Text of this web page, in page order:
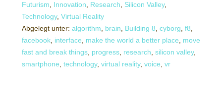
Futurism, Innovation, Research, Silicon Valley,
Technology, Virtual Reality
Abgelegt unter: algorithm, brain, Building 8, cyborg, f8,
facebook, interface, make the world a better place, move
fast and break things, progress, research, silicon valley,
smartphone, technology, virtual reality, voice, vr